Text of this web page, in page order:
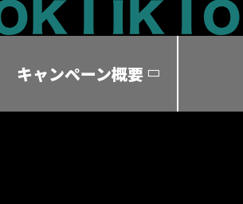
キャンペーン概要